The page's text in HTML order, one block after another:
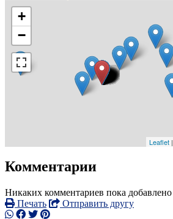
+
−
Leaflet
Комментарии
Никаких комментариев пока
Печать
Отправить другу